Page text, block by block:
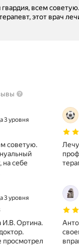
гвардия, всем
этот врач
3 уровня
советую.
на себе
3 уровня
И.В. Ортина.
просмотрел